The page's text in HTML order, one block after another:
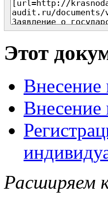
Этот
Внесение
Расширяем